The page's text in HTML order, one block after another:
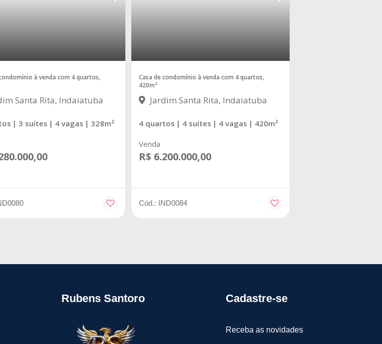
à venda com 4 quartos,
Santa Rita, Indaiatuba
| 3 suítes | 4 vagas | 328m²
Casa de condomínio à venda com 4 quartos,
420m²
Jardim Santa Rita, Indaiatuba
4 quartos | 4 suítes | 4 vagas | 420m²
Venda
R$ 6.200.000,00
Cód.: IND0084
Rubens Santoro Cadastre-se
Receba as novidades